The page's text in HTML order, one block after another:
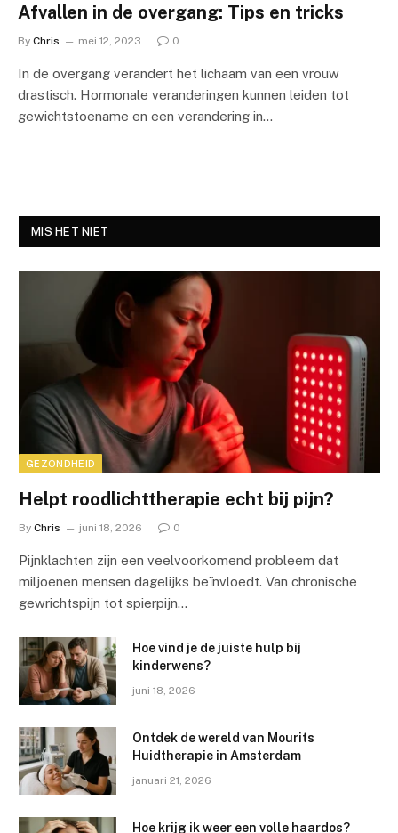
Afvallen in de overgang: Tips en tricks
By Chris mei 12, 2023 0
In de overgang verandert het lichaam van een vrouw
drastisch. Hormonale veranderingen kunnen leiden tot
gewichtstoename en een verandering in…
MIS HET NIET
GEZONDHEID
Helpt roodlichttherapie echt bij pijn?
By Chris juni 18, 2026 0
Pijnklachten zijn een veelvoorkomend probleem dat
miljoenen mensen dagelijks beïnvloedt. Van chronische
gewrichtspijn tot spierpijn…
Hoe vind je de juiste hulp bij
kinderwens?
juni 18, 2026
Ontdek de wereld van Mourits
Huidtherapie in Amsterdam
januari 21, 2026
Hoe krijg ik weer een volle haardos?